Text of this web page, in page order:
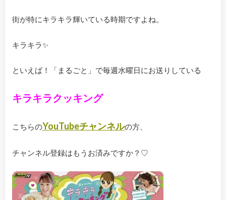
街が特にキラキラ輝いている時期ですよね。
キラキラ✨
といえば！「まるごと」で毎週水曜日にお送りしている
キラキラクッキング
こちらのYouTubeチャンネルの方、
チャンネル登録はもうお済みですか？♡